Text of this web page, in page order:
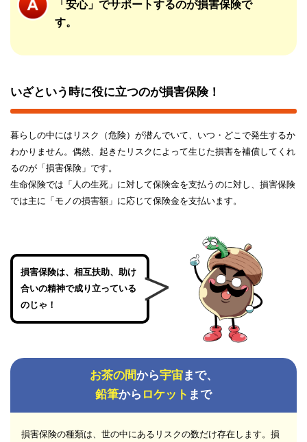
「安心」でサポートするのが損害保険で
す。
いざという時に役に立つのが損害保険！
暮らしの中にはリスク（危険）が潜んでいて、いつ・どこで発生するか
わかりません。偶然、起きたリスクによって生じた損害を補償してくれ
るのが「損害保険」です。
生命保険では「人の生死」に対して保険金を支払うのに対し、損害保険
では主に「モノの損害額」に応じて保険金を支払います。
損害保険は、相互扶助、助け
合いの精神で成り立っている
のじゃ！
お茶の間から宇宙まで、
鉛筆から ロケット まで
損害保険の種類は、世の中にあるリスクの数だけ存在します。損